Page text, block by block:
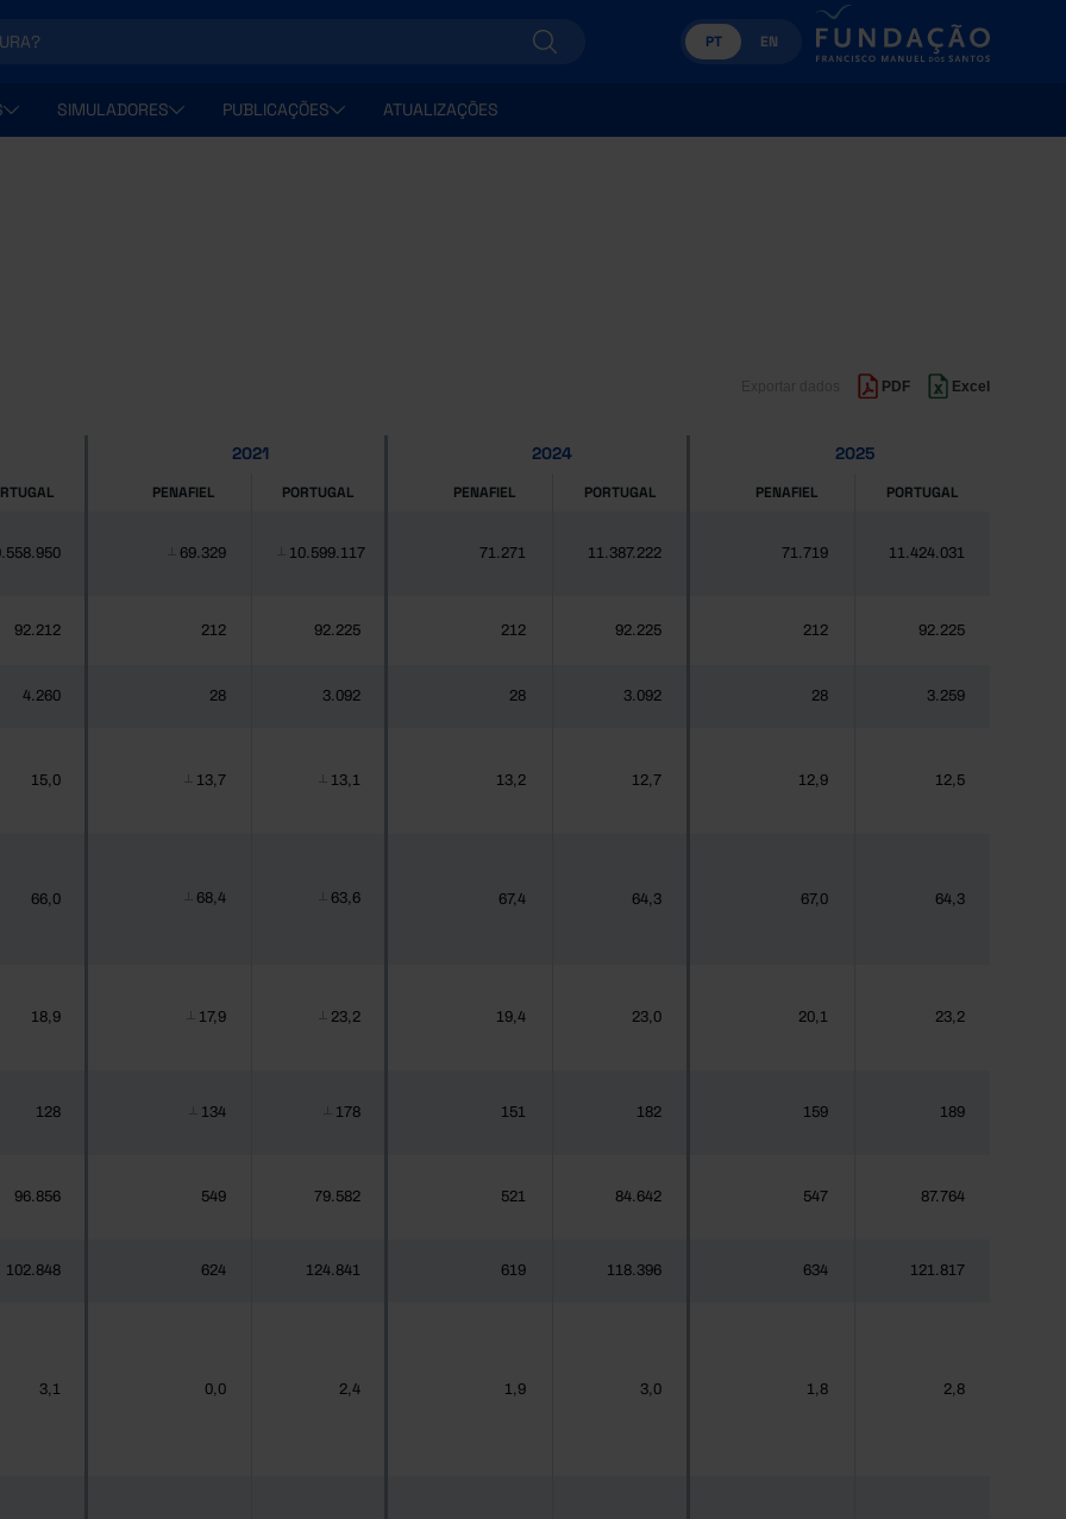
PT EN
SIMULADORES PUBLICAÇÕES ATUALIZAÇÕES
PDF Excel
2021 2024 2025
PENAFIEL PORTUGAL PENAFIEL PORTUGAL PENAFIEL PORTUGAL
69.329 10.599.117 71.271 11.387.222 71.719 11.424.031
92.212 212 92.225 212 92.225 212 92.225
4.260 28 3.092 28 3.092 28 3.259
15,0 13,7 13,1 13,2 12,7 12,9 12,5
66,0 68,4 63,6 67,4 64,3 67,0 64,3
18,9 17,9 23,2 19,4 23,0 20,1 23,2
128 134 178 151 182 159 189
96.856 549 79.582 521 84.642 547 87.764
102.848 624 124.841 619 118.396 634 121.817
3,1 0,0 2,4 1,9 3,0 1,8 2,8